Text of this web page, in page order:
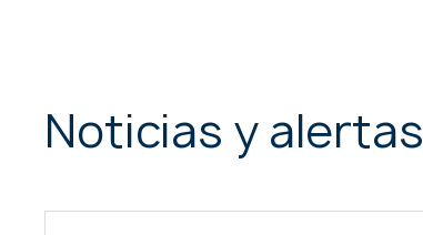
Noticias y alertas